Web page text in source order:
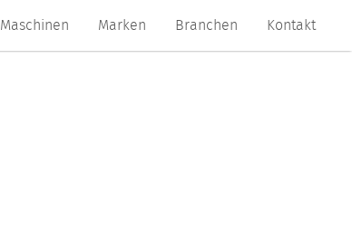
Maschinen Marken Branchen Kontakt